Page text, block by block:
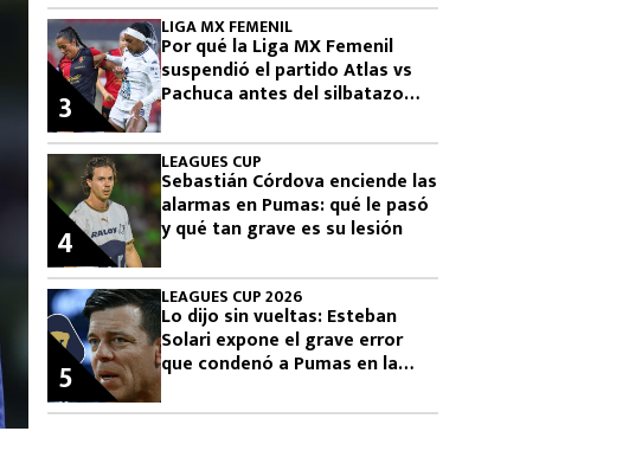
LIGA MX FEMENIL
Por qué la Liga MX Femenil
suspendió el partido Atlas vs
Pachuca antes del silbatazo
3
LEAGUES CUP
Sebastián Córdova enciende las
alarmas en Pumas: qué le pasó
y qué tan grave es su lesión
4
LEAGUES CUP 2026
Lo dijo sin vueltas: Esteban
Solari expone el grave error
que condenó a Pumas en la
5